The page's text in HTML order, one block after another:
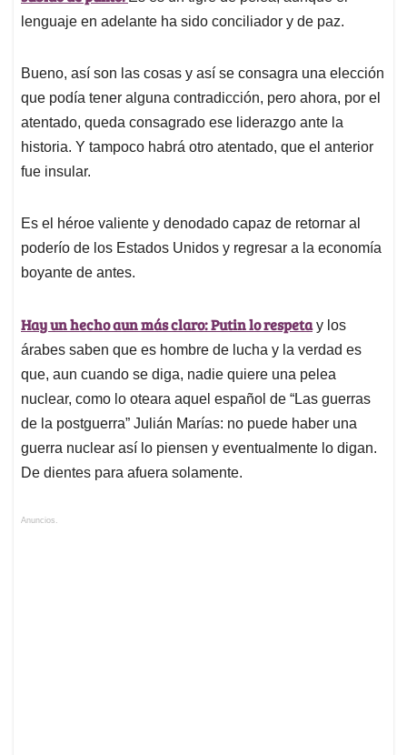
lenguaje en adelante ha sido conciliador y de paz.
Bueno, así son las cosas y así se consagra una elección
que podía tener alguna contradicción, pero ahora, por el
atentado, queda consagrado ese liderazgo ante la
historia. Y tampoco habrá otro atentado, que el anterior
fue insular.
Es el héroe valiente y denodado capaz de retornar al
poderío de los Estados Unidos y regresar a la economía
boyante de antes.
Hay un hecho aun más claro: Putin lo respetay los
árabes saben que es hombre de lucha y la verdad es
que, aun cuando se diga, nadie quiere una pelea
nuclear, como lo oteara aquel español de “Las guerras
de la postguerra” Julián Marías: no puede haber una
guerra nuclear así lo piensen y eventualmente lo digan.
De dientes para afuera solamente.
Anuncios.